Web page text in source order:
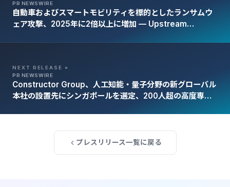
PR NEWSWIRE
自動車およびスマートモビリティを標的としたランサムウ
ェア攻撃、2025年に2倍以上に増加 — Upstream
NEXT RELEASE »
PR NEWSWIRE
Constructor Group、人工知能・量子分野の新グローバル
本社の設置先にシンガポールを選定、200人超の高度専門
プレスリリース一覧に戻る